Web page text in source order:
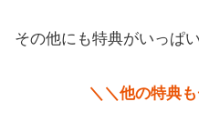
その他にも特典がいっぱい
＼＼他の特典